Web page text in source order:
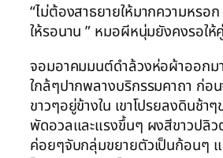
“ไม่ต้องสาธยายให้มากความหรอ
ให้รอนาน ” หมอผีหนุ่มยังคงรอใ
จอมอาคมมนต์ดำล้วงห่อผ้าออกม
ใกล้ๆปากพลางบริกรรมคาถา ก่อ
ขาวๆอยู่ข้างใน เขาโปรยลงดินช้า
พัดอวลและแรงขึ้นๆ ผงสีขาวปลิ
ค่อยๆจับกลุ่มขยายตัวเป็นก้อนๆ